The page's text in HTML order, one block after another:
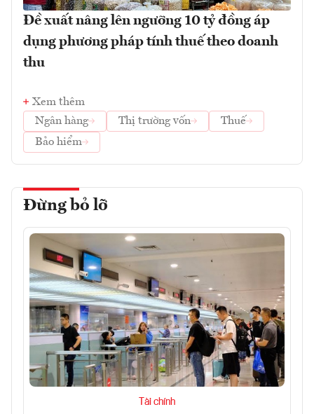
Đề xuất nâng lên ngưỡng 10 tỷ đồng áp
dụng phương pháp tính thuế theo doanh
thu
Xem thêm
Ngân hàng
Thị trường vốn
Thuế
Bảo hiểm
Đừng bỏ lỡ
Tài chính